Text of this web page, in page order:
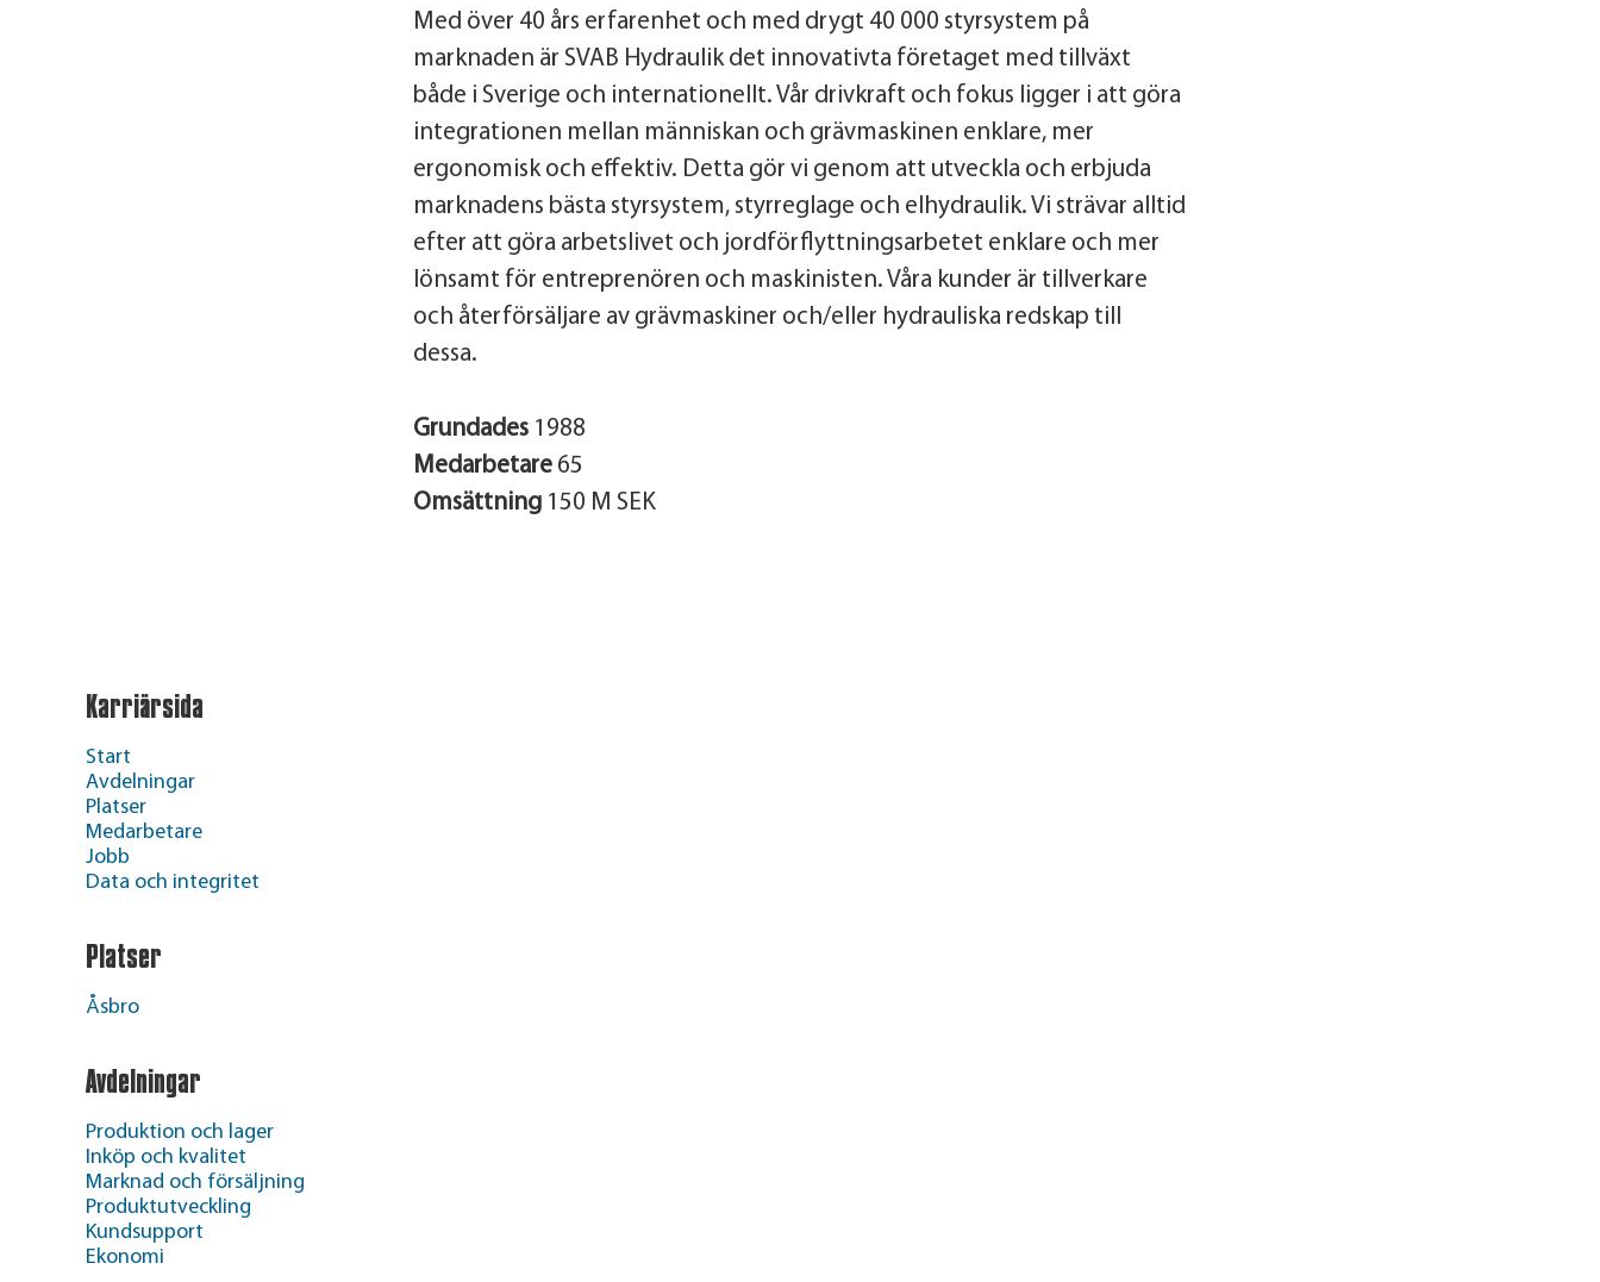
Med över 40 års erfarenhet och med drygt 40 000 styrsystem på
marknaden är SVAB Hydraulik det innovativta företaget med tillväxt
både i Sverige och internationellt. Vår drivkraft och fokus ligger i att göra
integrationen mellan människan och grävmaskinen enklare, mer
ergonomisk och effektiv. Detta gör vi genom att utveckla och erbjuda
marknadens bästa styrsystem, styrreglage och elhydraulik. Vi strävar alltid
efter att göra arbetslivet och jordförflyttningsarbetet enklare och mer
lönsamt för entreprenören och maskinisten. Våra kunder är tillverkare
och återförsäljare av grävmaskiner och/eller hydrauliska redskap till
dessa.
Grundades 1988
Medarbetare 65
Omsättning 150 M SEK
Karriärsida
Start
Avdelningar
Platser
Medarbetare
Jobb
Data och integritet
Platser
Åsbro
Avdelningar
Produktion och lager
Inköp och kvalitet
Marknad och försäljning
Produktutveckling
Kundsupport
Ekonomi